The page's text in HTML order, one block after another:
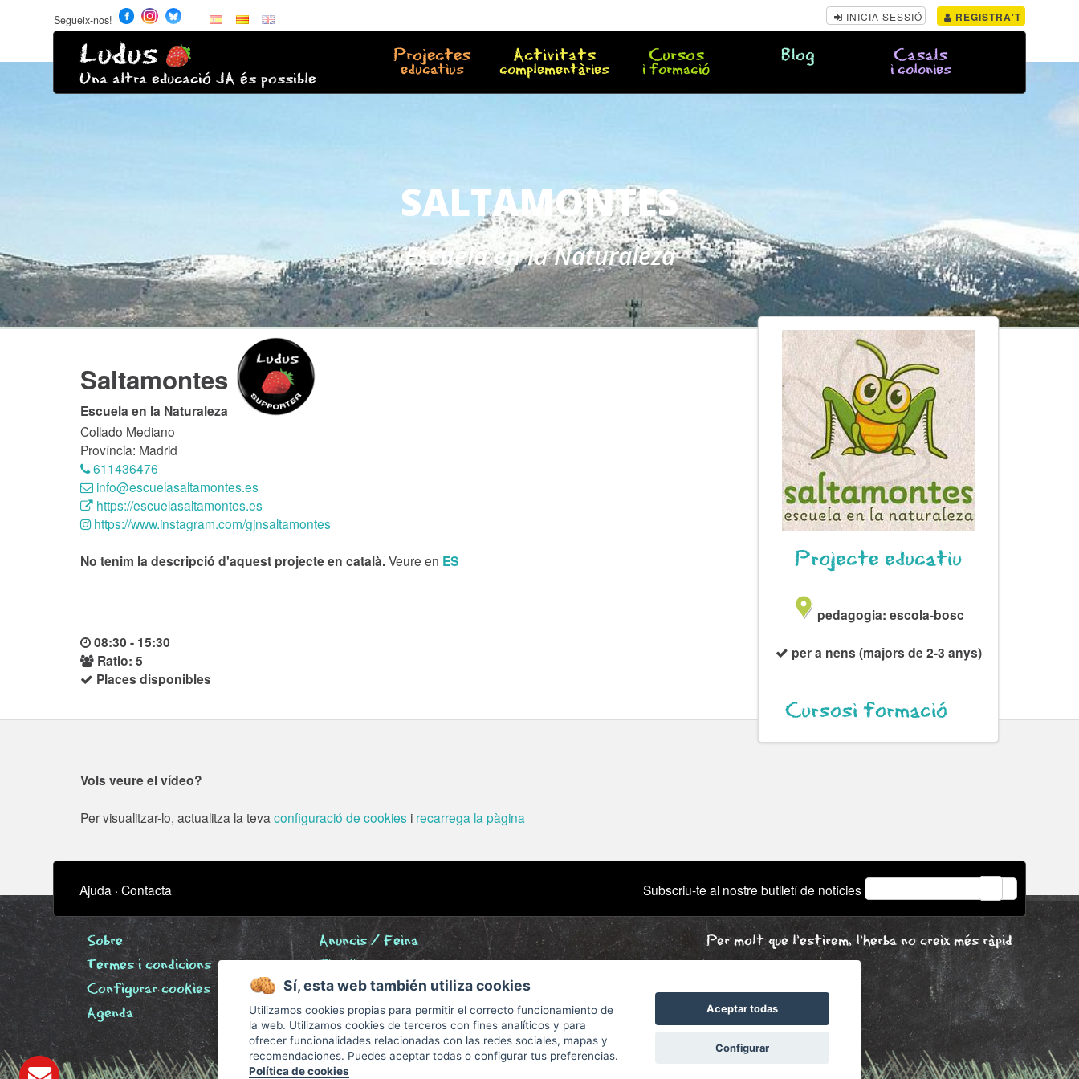
Segueix-nos! INICIA SESSIÓ REGISTRA'T
Ludus
Una altra educació JA és possible
Projectes
educatius
Activitats
complementàries
Cursos
i formació
Blog Casals
i colonies
SALTAMONTES
Escuela en la Naturaleza
Saltamontes
Escuela en la Naturaleza
Collado Mediano
Província: Madrid
611436476
info@escuelasaltamontes.es
https://escuelasaltamontes.es
https://www.instagram.com/gjnsaltamontes
No tenim la descripció d'aquest projecte en català.Veure en ES
08:30 - 15:30
Ratio: 5
Places disponibles
Vols veure el vídeo?
Per visualitzar-lo, actualitza la teva configuració de cookies i recarrega la pàgina
Projecte educatiu
pedagogia: escola-bosc
per a nens (majors de 2-3 anys)
Cursosi formació
Ajuda · Contacta Subscriu-te al nostre butlletí de notícies
Sobre
Termes i condicions
Configurar cookies
Agenda
Anuncis / Feina
Timeline
Bibliografia
Per molt que l'estirem, l'herba no creix més ràpid
Sí, esta web también utiliza cookies
Utilizamos cookies propias para permitir el correcto funcionamiento de
la web. Utilizamos cookies de terceros con fines analíticos y para
ofrecer funcionalidades relacionadas con las redes sociales, mapas y
recomendaciones. Puedes aceptar todas o configurar tus preferencias.
Política de cookies
Aceptar todas
Configurar